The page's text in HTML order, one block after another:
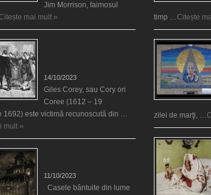
Jim Morrison, faimosul
mai mult »
14/10/2023
Giles Corey, sau Cory ori
Coree (1612 – 19
1692) este victimă recunoscută din …
mult »
11/10/2023
Casele bântuite din lume
timp …Citește
zilei de marţi, …